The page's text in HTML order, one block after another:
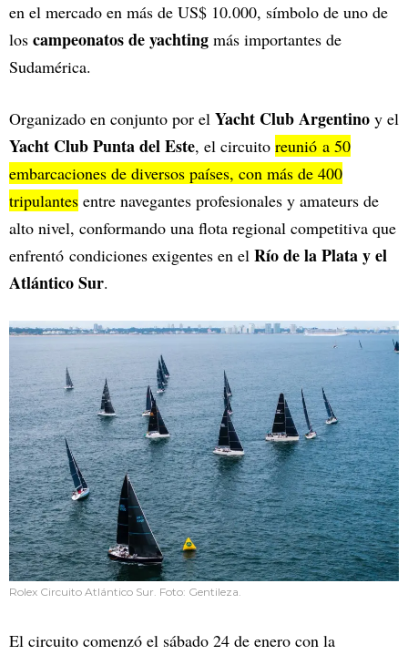
en el mercado en más de US$ 10.000, símbolo de uno de
los campeonatos de yachting más importantes de
Sudamérica.
Organizado en conjunto por el Yacht Club Argentino y el
Yacht Club Punta del Este, el circuito reunió a 50
embarcaciones de diversos países, con más de 400
tripulantes entre navegantes profesionales y amateurs de
alto nivel, conformando una flota regional competitiva que
enfrentó condiciones exigentes en el Río de la Plata y el
Atlántico Sur.
Rolex Circuito Atlántico Sur. Foto: Gentileza.
El circuito comenzó el sábado 24 de enero con la